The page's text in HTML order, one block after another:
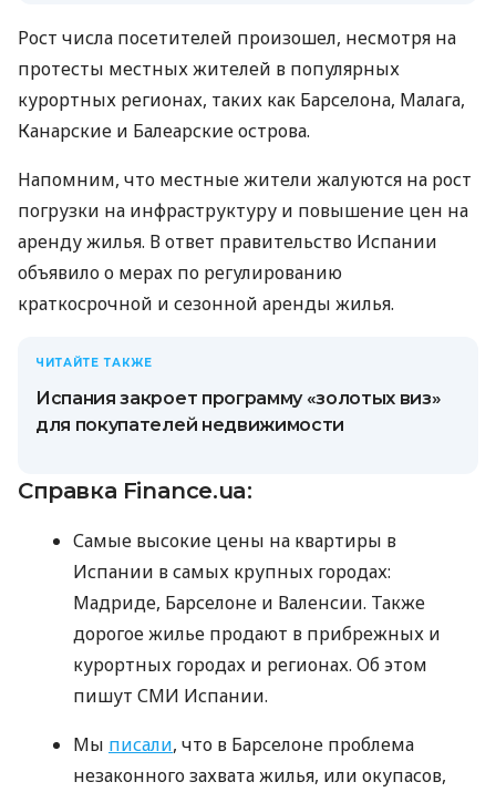
Рост числа посетителей произошел, несмотря на
протесты местных жителей в популярных
курортных регионах, таких как Барселона, Малага,
Канарские и Балеарские острова.
Напомним, что местные жители жалуются на рост
погрузки на инфраструктуру и повышение цен на
аренду жилья. В ответ правительство Испании
объявило о мерах по регулированию
краткосрочной и сезонной аренды жилья.
ЧИТАЙТЕ ТАКЖЕ
Испания закроет программу «золотых виз»
для покупателей недвижимости
Справка Finance.ua:
Самые высокие цены на квартиры в
Испании в самых крупных городах:
Мадриде, Барселоне и Валенсии. Также
дорогое жилье продают в прибрежных и
курортных городах и регионах. Об этом
пишут СМИ Испании.
Мы писали, что в Барселоне проблема
незаконного захвата жилья, или окупасов,